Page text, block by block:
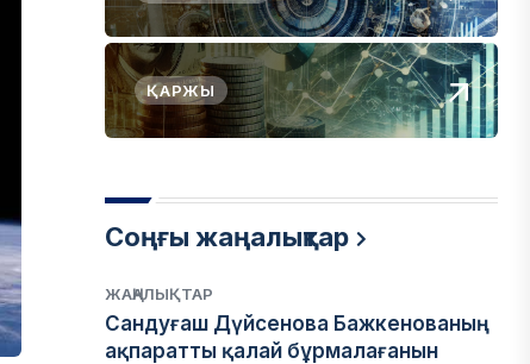
ҚАРЖЫ
Соңғы жаңалықтар
ЖАҢАЛЫҚТАР
Сандуғаш Дүйсенова Бажкенованың
ақпаратты қалай бұрмалағанын